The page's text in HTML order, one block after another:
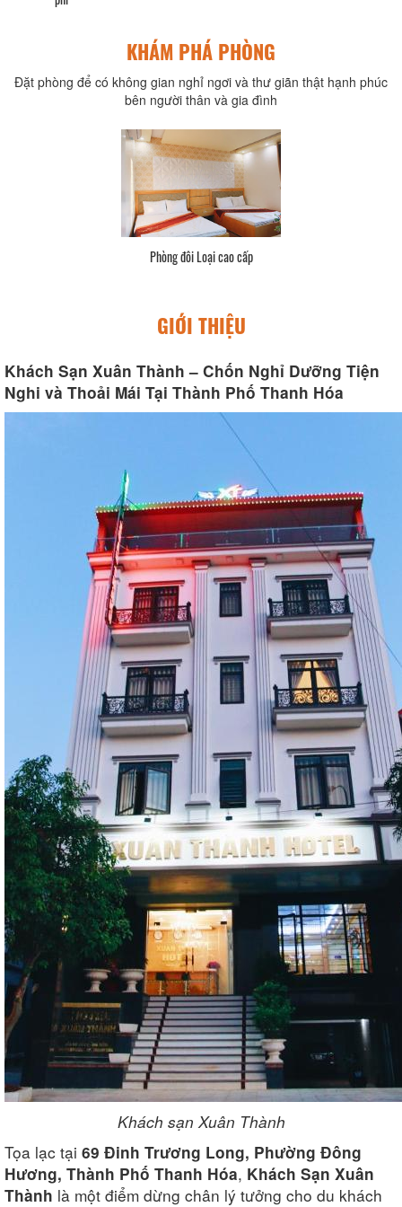
KHÁM PHÁ PHÒNG
Đặt phòng để có không gian nghỉ ngơi và thư giãn thật hạnh phúc
bên người thân và gia đình
GIỚI THIỆU
Khách Sạn Xuân Thành – Chốn Nghỉ Dưỡng Tiện
Nghi và Thoải Mái Tại Thành Phố Thanh Hóa
Khách sạn Xuân Thành
Tọa lạc tại 69 Đinh Trương Long, Phường Đông
Hương, Thành Phố Thanh Hóa, Khách Sạn Xuân
Thành là một điểm dừng chân lý tưởng cho du khách